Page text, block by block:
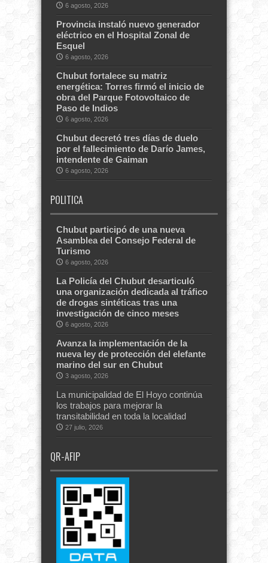
6 agosto, 2026
Provincia instaló nuevo generador
eléctrico en el Hospital Zonal de
Esquel
6 agosto, 2026
Chubut fortalece su matriz
energética: Torres firmó el inicio de
obra del Parque Fotovoltaico de
Paso de Indios
6 agosto, 2026
Chubut decretó tres días de duelo
por el fallecimiento de Darío James,
intendente de Gaiman
6 agosto, 2026
POLITICA
Chubut participó de una nueva
Asamblea del Consejo Federal de
Turismo
6 agosto, 2026
La Policía del Chubut desarticuló
una organización dedicada al tráfico
de drogas sintéticas tras una
investigación de cinco meses
6 agosto, 2026
Avanza la implementación de la
nueva ley de protección del elefante
marino del sur en Chubut
3 agosto, 2026
La municipalidad de El Hoyo continúa
los trabajos para mejorar la
transitabilidad en toda la localidad
27 julio, 2026
QR-AFIP